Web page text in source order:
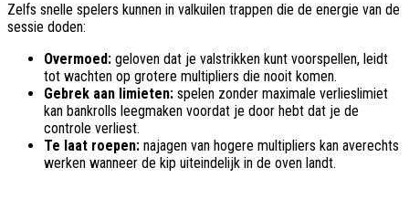
Zelfs snelle spelers kunnen in valkuilen trappen die de energie van de
sessie doden:
Overmoed: geloven dat je valstrikken kunt voorspellen, leidt
tot wachten op grotere multipliers die nooit komen.
Gebrek aan limieten: spelen zonder maximale verlieslimiet
kan bankrolls leegmaken voordat je door hebt dat je de
controle verliest.
Te laat roepen: najagen van hogere multipliers kan averechts
werken wanneer de kip uiteindelijk in de oven landt.